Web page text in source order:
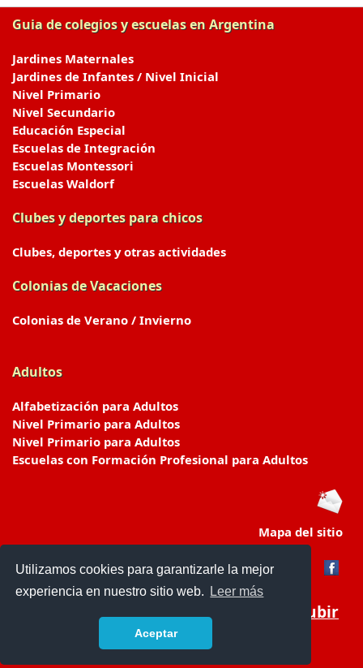
Utilizamos cookies para garantizarle la mejor
experiencia en nuestro sitio web.
Leer más
Aceptar
Guia de colegios y escuelas en Argentina
Jardines Maternales
Jardines de Infantes / Nivel Inicial
Nivel Primario
Nivel Secundario
Educación Especial
Escuelas de Integración
Escuelas Montessori
Escuelas Waldorf
Clubes y deportes para chicos
Clubes, deportes y otras actividades
Colonias de Vacaciones
Colonias de Verano / Invierno
Adultos
Alfabetización para Adultos
Nivel Primario para Adultos
Nivel Primario para Adultos
Escuelas con Formación Profesional para Adultos
Mapa del sitio
Subir